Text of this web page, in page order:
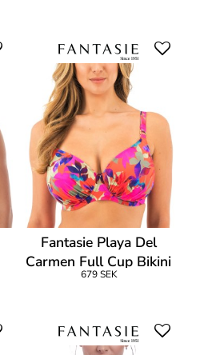
Fantasie Playa Del
Carmen Full Cup Bikini
679 SEK